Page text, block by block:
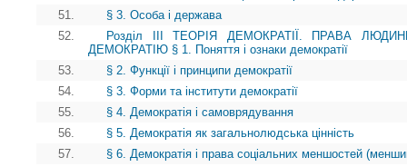
51.
§ 3. Особа і держава
52.
Розділ III ТЕОРІЯ ДЕМОКРАТІЇ. ПРАВА
ДЕМОКРАТІЮ § 1. Поняття і ознаки демократії
53.
§ 2. Функції і принципи демократії
54.
§ 3. Форми та інститути демократії
55.
§ 4. Демократія і самоврядування
56.
§ 5. Демократія як загальнолюдська цінність
57.
§ 6. Демократія і права соціальних меншостей